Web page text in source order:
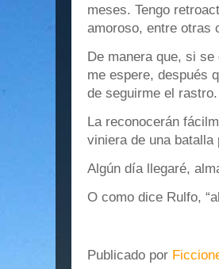
meses. Tengo
amoroso, entre otras
De manera que, si
me espere, después
de seguirme el rastro.
La reconocerán
viniera de una
Algún día llegaré,
O como dice Rulfo,
Publicado por